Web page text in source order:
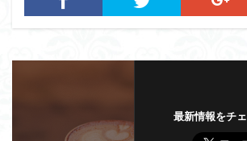
最新情報をチ